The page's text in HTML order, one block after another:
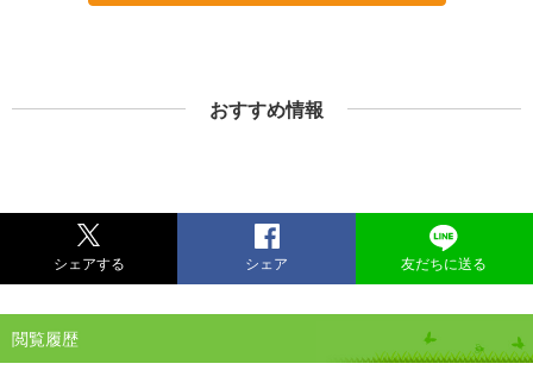
おすすめ情報
シェアする シェア 友だちに送る
閲覧履歴